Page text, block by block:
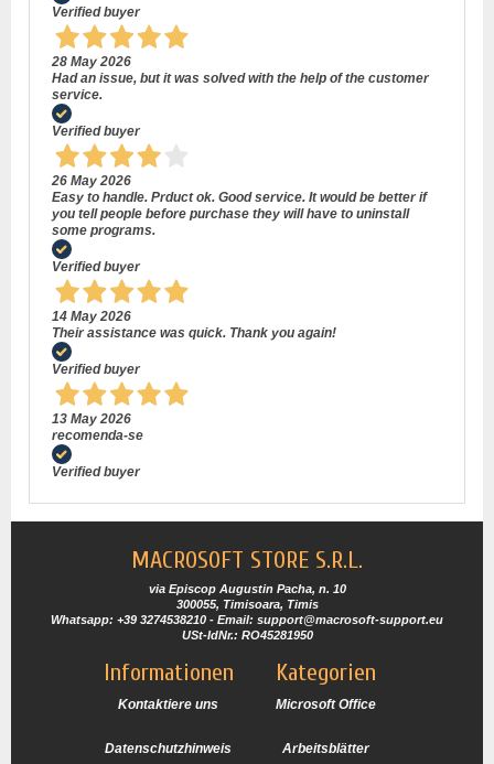
Verified buyer
28 May 2026
Had an issue, but it was solved with the help of the customer
service.
Verified buyer
26 May 2026
Easy to handle. Prduct ok. Good service. It would be better if
you tell people before purchase they will have to uninstall
some programs.
Verified buyer
14 May 2026
Their assistance was quick. Thank you again!
Verified buyer
13 May 2026
recomenda-se
Verified buyer
MACROSOFT STORE S.R.L.
via Episcop Augustin Pacha, n. 10
300055, Timisoara, Timis
Whatsapp: +39 3274538210 - Email: support@macrosoft-support.eu
USt-IdNr.: RO45281950
Informationen
Kontaktiere uns
Datenschutzhinweis
Kategorien
Microsoft Office
Arbeitsblätter